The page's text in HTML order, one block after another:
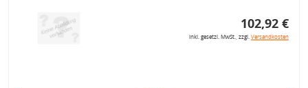
102,92 €
inkl. gesetzl. MwSt., zzgl.Versandkosten